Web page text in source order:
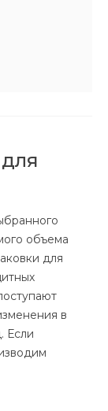
объема
для
в
Если